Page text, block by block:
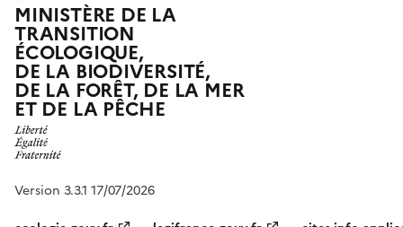
MINISTÈRE DE LA
TRANSITION
ÉCOLOGIQUE,
DE LA BIODIVERSITÉ,
DE LA FORÊT, DE LA MER
ET DE LA PÊCHE
Version 3.3.1 17/07/2026